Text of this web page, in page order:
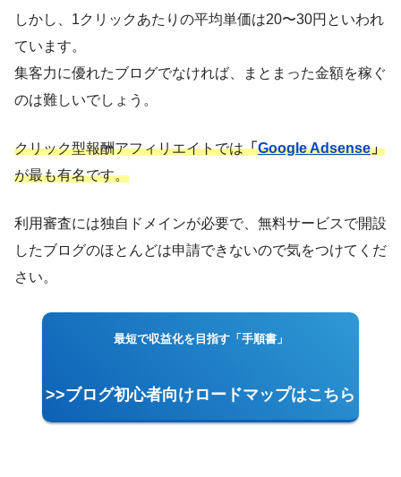
しかし、1クリックあたりの平均単価は20〜30円といわれ
ています。
集客力に優れたブログでなければ、まとまった金額を稼ぐ
のは難しいでしょう。
クリック型報酬アフィリエイトでは「Google Adsense」
が最も有名です。
利用審査には独自ドメインが必要で、無料サービスで開設
したブログのほとんどは申請できないので気をつけてくだ
さい。
最短で収益化を目指す「手順書」
>>ブログ初心者向けロードマップはこちら